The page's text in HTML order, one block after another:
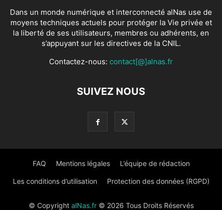
Dans un monde numérique et interconnecté alNas use de
moyens techniques actuels pour protéger la Vie privée et
la liberté de ses utilisateurs, membres ou adhérents, en
s’appuyant sur les directives de la CNIL.
Contactez-nous: contact[@]alnas.fr
SUIVEZ NOUS
FAQ Mentions légales L’équipe de rédaction
Les conditions d’utilisation Protection des données (RGPD)
© Copyright alNas.fr© 2026 Tous Droits Réservés